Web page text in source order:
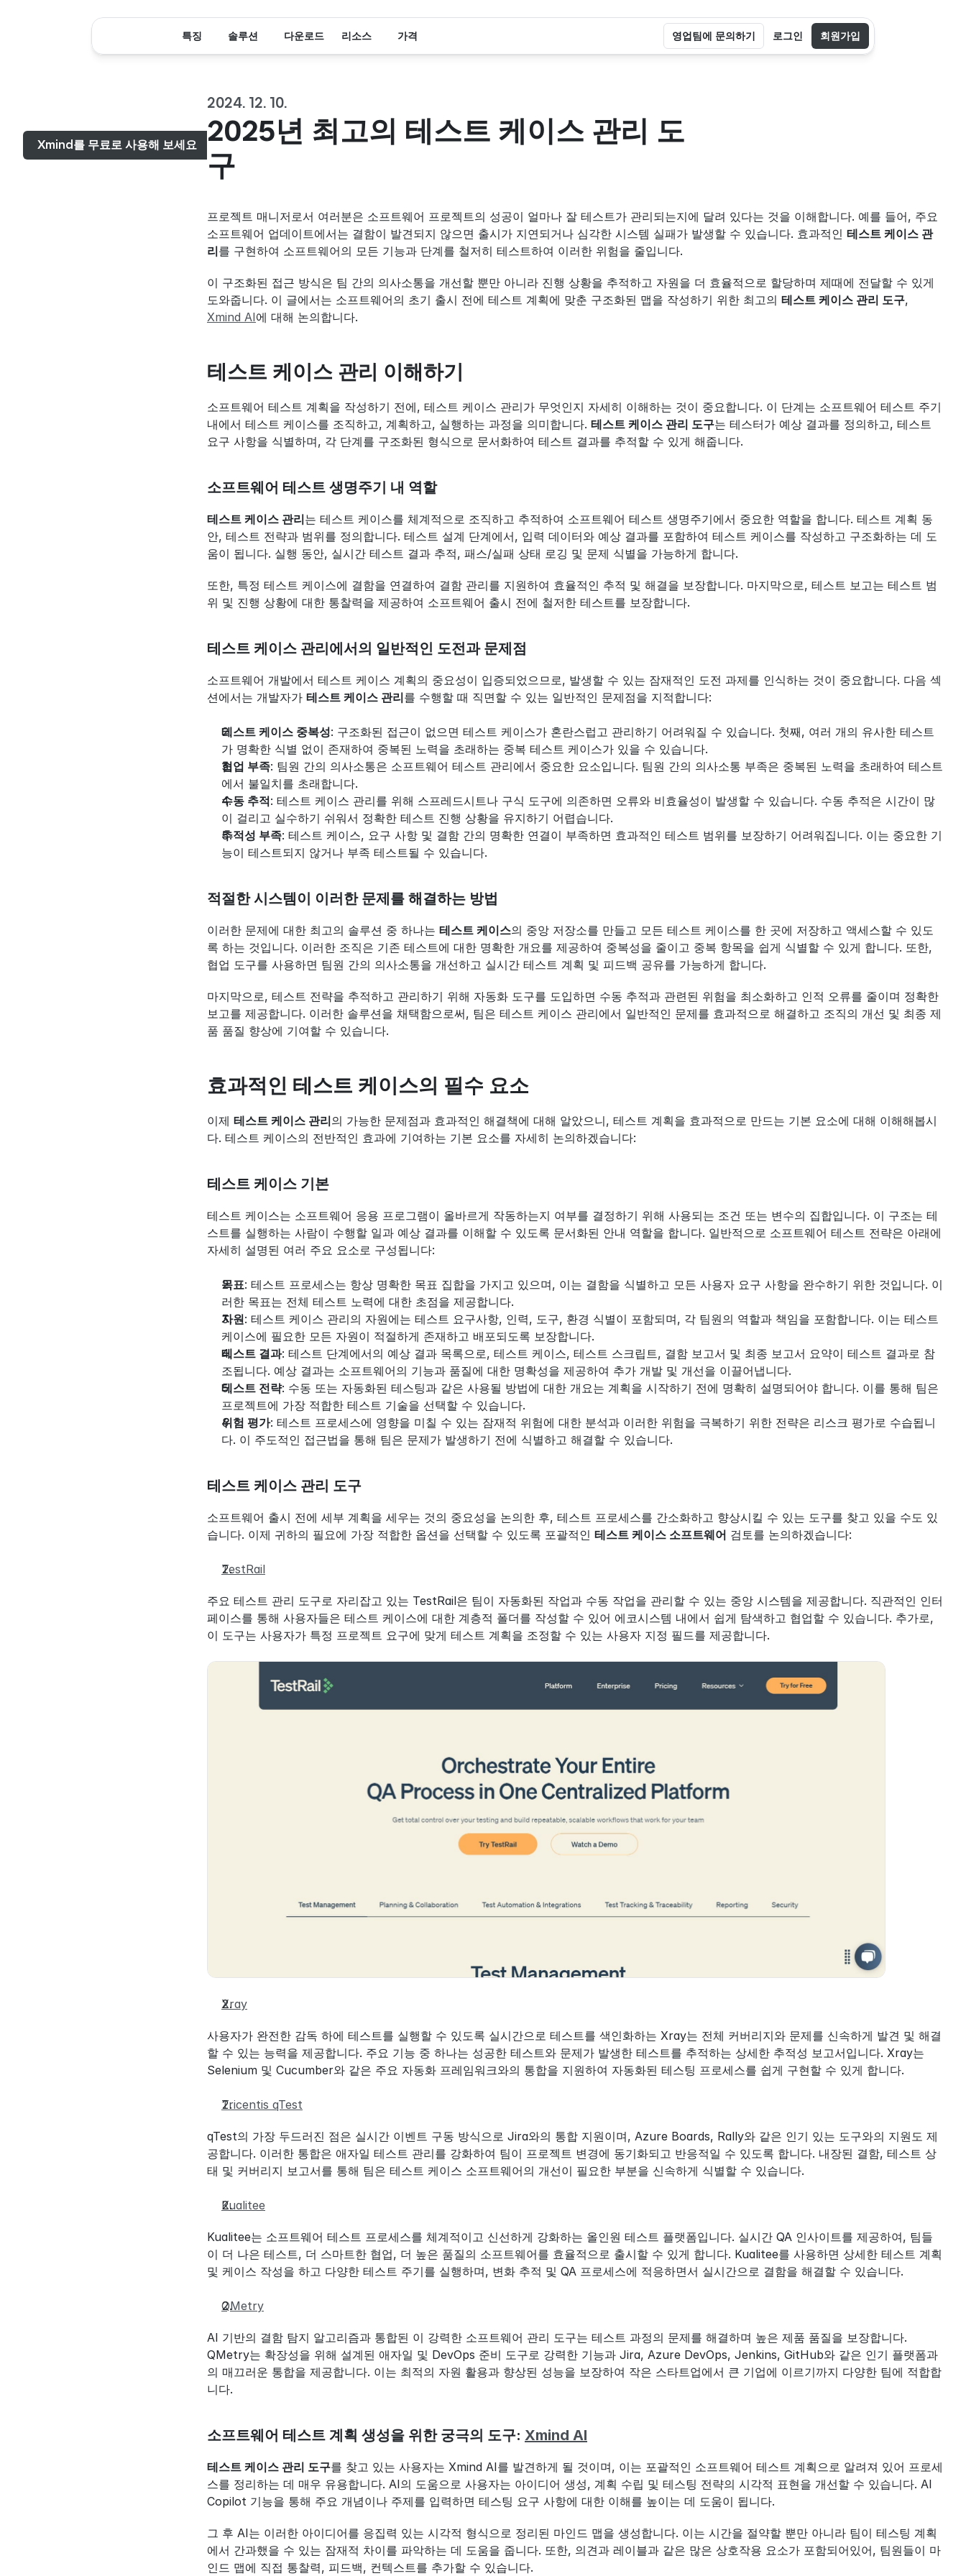
Xmind를 무료로 사용해 보세요
2024. 12. 10.
2025년 최고의 테스트 케이스 관리 도
구
프로젝트 매니저로서 여러분은 소프트웨어 프로젝트의 성공이 얼마나 잘 테스트가 관리되는지에 달려 있다는 것을 이해합니다. 예를 들어, 주요
소프트웨어 업데이트에서는 결함이 발견되지 않으면 출시가 지연되거나 심각한 시스템 실패가 발생할 수 있습니다. 효과적인 테스트 케이스 관
리를 구현하여 소프트웨어의 모든 기능과 단계를 철저히 테스트하여 이러한 위험을 줄입니다.
이 구조화된 접근 방식은 팀 간의 의사소통을 개선할 뿐만 아니라 진행 상황을 추적하고 자원을 더 효율적으로 할당하며 제때에 전달할 수 있게
도와줍니다. 이 글에서는 소프트웨어의 초기 출시 전에 테스트 계획에 맞춘 구조화된 맵을 작성하기 위한 최고의 테스트 케이스 관리 도구
Xmind AI에 대해 논의합니다.
테스트 케이스 관리 이해하기
소프트웨어 테스트 계획을 작성하기 전에, 테스트 케이스 관리가 무엇인지 자세히 이해하는 것이 중요합니다. 이 단계는 소프트웨어 테스트 주기
내에서 테스트 케이스를 조직하고, 계획하고, 실행하는 과정을 의미합니다. 테스트 케이스 관리 도구는 테스터가 예상 결과를 정의하고, 테스트
요구 사항을 식별하며, 각 단계를 구조화된 형식으로 문서화하여 테스트 결과를 추적할 수 있게 해줍니다.
소프트웨어 테스트 생명주기 내 역할
테스트 케이스 관리는 테스트 케이스를 체계적으로 조직하고 추적하여 소프트웨어 테스트 생명주기에서 중요한 역할을 합니다. 테스트 계획 동
안, 테스트 전략과 범위를 정의합니다. 테스트 설계 단계에서, 입력 데이터와 예상 결과를 포함하여 테스트 케이스를 작성하고 구조화하는 데 도
움이 됩니다. 실행 동안, 실시간 테스트 결과 추적, 패스/실패 상태 로깅 및 문제 식별을 가능하게 합니다.
또한, 특정 테스트 케이스에 결함을 연결하여 결함 관리를 지원하여 효율적인 추적 및 해결을 보장합니다. 마지막으로, 테스트 보고는 테스트 범
위 및 진행 상황에 대한 통찰력을 제공하여 소프트웨어 출시 전에 철저한 테스트를 보장합니다.
테스트 케이스 관리에서의 일반적인 도전과 문제점
소프트웨어 개발에서 테스트 케이스 계획의 중요성이 입증되었으므로, 발생할 수 있는 잠재적인 도전 과제를 인식하는 것이 중요합니다. 다음 섹
션에서는 개발자가 테스트 케이스 관리를 수행할 때 직면할 수 있는 일반적인 문제점을 지적합니다:
테스트 케이스 중복성: 구조화된 접근이 없으면 테스트 케이스가 혼란스럽고 관리하기 어려워질 수 있습니다. 첫째, 여러 개의 유사한 테스트
가 명확한 식별 없이 존재하여 중복된 노력을 초래하는 중복 테스트 케이스가 있을 수 있습니다.
협업 부족: 팀원 간의 의사소통은 소프트웨어 테스트 관리에서 중요한 요소입니다. 팀원 간의 의사소통 부족은 중복된 노력을 초래하여 테스트
에서 불일치를 초래합니다.
수동 추적: 테스트 케이스 관리를 위해 스프레드시트나 구식 도구에 의존하면 오류와 비효율성이 발생할 수 있습니다. 수동 추적은 시간이 많
이 걸리고 실수하기 쉬워서 정확한 테스트 진행 상황을 유지하기 어렵습니다.
추적성 부족: 테스트 케이스, 요구 사항 및 결함 간의 명확한 연결이 부족하면 효과적인 테스트 범위를 보장하기 어려워집니다. 이는 중요한 기
능이 테스트되지 않거나 부족 테스트될 수 있습니다.
적절한 시스템이 이러한 문제를 해결하는 방법
이러한 문제에 대한 최고의 솔루션 중 하나는 테스트 케이스의 중앙 저장소를 만들고 모든 테스트 케이스를 한 곳에 저장하고 액세스할 수 있도
록 하는 것입니다. 이러한 조직은 기존 테스트에 대한 명확한 개요를 제공하여 중복성을 줄이고 중복 항목을 쉽게 식별할 수 있게 합니다. 또한,
협업 도구를 사용하면 팀원 간의 의사소통을 개선하고 실시간 테스트 계획 및 피드백 공유를 가능하게 합니다.
마지막으로, 테스트 전략을 추적하고 관리하기 위해 자동화 도구를 도입하면 수동 추적과 관련된 위험을 최소화하고 인적 오류를 줄이며 정확한
보고를 제공합니다. 이러한 솔루션을 채택함으로써, 팀은 테스트 케이스 관리에서 일반적인 문제를 효과적으로 해결하고 조직의 개선 및 최종 제
품 품질 향상에 기여할 수 있습니다.
효과적인 테스트 케이스의 필수 요소
이제 테스트 케이스 관리의 가능한 문제점과 효과적인 해결책에 대해 알았으니, 테스트 계획을 효과적으로 만드는 기본 요소에 대해 이해해봅시
다. 테스트 케이스의 전반적인 효과에 기여하는 기본 요소를 자세히 논의하겠습니다:
테스트 케이스 기본
테스트 케이스는 소프트웨어 응용 프로그램이 올바르게 작동하는지 여부를 결정하기 위해 사용되는 조건 또는 변수의 집합입니다. 이 구조는 테
스트를 실행하는 사람이 수행할 일과 예상 결과를 이해할 수 있도록 문서화된 안내 역할을 합니다. 일반적으로 소프트웨어 테스트 전략은 아래에
자세히 설명된 여러 주요 요소로 구성됩니다:
목표: 테스트 프로세스는 항상 명확한 목표 집합을 가지고 있으며, 이는 결함을 식별하고 모든 사용자 요구 사항을 완수하기 위한 것입니다. 이
러한 목표는 전체 테스트 노력에 대한 초점을 제공합니다.
자원: 테스트 케이스 관리의 자원에는 테스트 요구사항, 인력, 도구, 환경 식별이 포함되며, 각 팀원의 역할과 책임을 포함합니다. 이는 테스트
케이스에 필요한 모든 자원이 적절하게 존재하고 배포되도록 보장합니다.
테스트 결과: 테스트 단계에서의 예상 결과 목록으로, 테스트 케이스, 테스트 스크립트, 결함 보고서 및 최종 보고서 요약이 테스트 결과로 참
조됩니다. 예상 결과는 소프트웨어의 기능과 품질에 대한 명확성을 제공하여 추가 개발 및 개선을 이끌어냅니다.
테스트 전략: 수동 또는 자동화된 테스팅과 같은 사용될 방법에 대한 개요는 계획을 시작하기 전에 명확히 설명되어야 합니다. 이를 통해 팀은
프로젝트에 가장 적합한 테스트 기술을 선택할 수 있습니다.
위험 평가: 테스트 프로세스에 영향을 미칠 수 있는 잠재적 위험에 대한 분석과 이러한 위험을 극복하기 위한 전략은 리스크 평가로 수습됩니
다. 이 주도적인 접근법을 통해 팀은 문제가 발생하기 전에 식별하고 해결할 수 있습니다.
테스트 케이스 관리 도구
소프트웨어 출시 전에 세부 계획을 세우는 것의 중요성을 논의한 후, 테스트 프로세스를 간소화하고 향상시킬 수 있는 도구를 찾고 있을 수도 있
습니다. 이제 귀하의 필요에 가장 적합한 옵션을 선택할 수 있도록 포괄적인 테스트 케이스 소프트웨어 검토를 논의하겠습니다:
TestRail
주요 테스트 관리 도구로 자리잡고 있는 TestRail은 팀이 자동화된 작업과 수동 작업을 관리할 수 있는 중앙 시스템을 제공합니다. 직관적인 인터
페이스를 통해 사용자들은 테스트 케이스에 대한 계층적 폴더를 작성할 수 있어 에코시스템 내에서 쉽게 탐색하고 협업할 수 있습니다. 추가로,
이 도구는 사용자가 특정 프로젝트 요구에 맞게 테스트 계획을 조정할 수 있는 사용자 지정 필드를 제공합니다.
Xray
사용자가 완전한 감독 하에 테스트를 실행할 수 있도록 실시간으로 테스트를 색인화하는 Xray는 전체 커버리지와 문제를 신속하게 발견 및 해결
할 수 있는 능력을 제공합니다. 주요 기능 중 하나는 성공한 테스트와 문제가 발생한 테스트를 추적하는 상세한 추적성 보고서입니다. Xray는
Selenium 및 Cucumber와 같은 주요 자동화 프레임워크와의 통합을 지원하여 자동화된 테스팅 프로세스를 쉽게 구현할 수 있게 합니다.
Tricentis qTest
qTest의 가장 두드러진 점은 실시간 이벤트 구동 방식으로 Jira와의 통합 지원이며, Azure Boards, Rally와 같은 인기 있는 도구와의 지원도 제
공합니다. 이러한 통합은 애자일 테스트 관리를 강화하여 팀이 프로젝트 변경에 동기화되고 반응적일 수 있도록 합니다. 내장된 결함, 테스트 상
태 및 커버리지 보고서를 통해 팀은 테스트 케이스 소프트웨어의 개선이 필요한 부분을 신속하게 식별할 수 있습니다.
Kualitee
Kualitee는 소프트웨어 테스트 프로세스를 체계적이고 신선하게 강화하는 올인원 테스트 플랫폼입니다. 실시간 QA 인사이트를 제공하여, 팀들
이 더 나은 테스트, 더 스마트한 협업, 더 높은 품질의 소프트웨어를 효율적으로 출시할 수 있게 합니다. Kualitee를 사용하면 상세한 테스트 계획
및 케이스 작성을 하고 다양한 테스트 주기를 실행하며, 변화 추적 및 QA 프로세스에 적응하면서 실시간으로 결함을 해결할 수 있습니다.
QMetry
AI 기반의 결함 탐지 알고리즘과 통합된 이 강력한 소프트웨어 관리 도구는 테스트 과정의 문제를 해결하며 높은 제품 품질을 보장합니다.
QMetry는 확장성을 위해 설계된 애자일 및 DevOps 준비 도구로 강력한 기능과 Jira, Azure DevOps, Jenkins, GitHub와 같은 인기 플랫폼과
의 매끄러운 통합을 제공합니다. 이는 최적의 자원 활용과 향상된 성능을 보장하여 작은 스타트업에서 큰 기업에 이르기까지 다양한 팀에 적합합
니다.
소프트웨어 테스트 계획 생성을 위한 궁극의 도구: Xmind AI
테스트 케이스 관리 도구를 찾고 있는 사용자는 Xmind AI를 발견하게 될 것이며, 이는 포괄적인 소프트웨어 테스트 계획으로 알려져 있어 프로세
스를 정리하는 데 매우 유용합니다. AI의 도움으로 사용자는 아이디어 생성, 계획 수립 및 테스팅 전략의 시각적 표현을 개선할 수 있습니다. AI
Copilot 기능을 통해 주요 개념이나 주제를 입력하면 테스팅 요구 사항에 대한 이해를 높이는 데 도움이 됩니다.
그 후 AI는 이러한 아이디어를 응집력 있는 시각적 형식으로 정리된 마인드 맵을 생성합니다. 이는 시간을 절약할 뿐만 아니라 팀이 테스팅 계획
에서 간과했을 수 있는 잠재적 차이를 파악하는 데 도움을 줍니다. 또한, 의견과 레이블과 같은 많은 상호작용 요소가 포함되어있어, 팀원들이 마
인드 맵에 직접 통찰력, 피드백, 컨텍스트를 추가할 수 있습니다.
특징 솔루션 다운로드 리소스 가격 영업팀에 문의하기 로그인 회원가입